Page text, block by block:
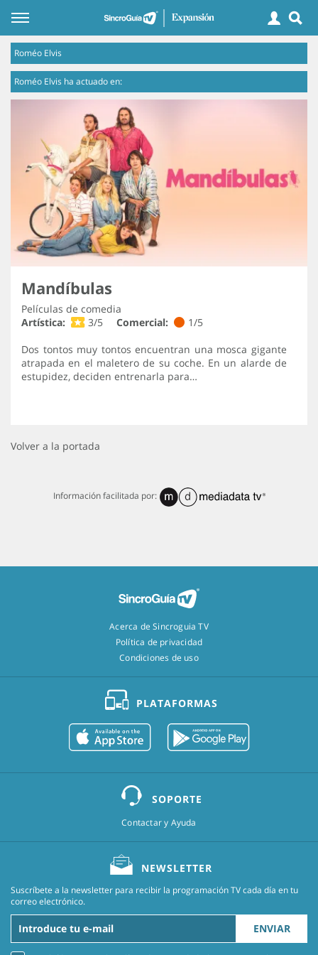
Roméo Elvis
Roméo Elvis ha actuado en:
Mandíbulas
Películas de comedia
Artística:
3/5 Comercial:
1/5
Dos tontos muy tontos encuentran una mosca gigante
atrapada en el maletero de su coche. En un alarde de
estupidez, deciden entrenarla para…
Volver a la portada
Información facilitada por:
Acerca de Sincroguia TV
Política de privacidad
Condiciones de uso
PLATAFORMAS
SOPORTE
Contactar y Ayuda
NEWSLETTER
Suscríbete a la newsletter para recibir la programación TV cada día en tu
correo electrónico.
ENVIAR